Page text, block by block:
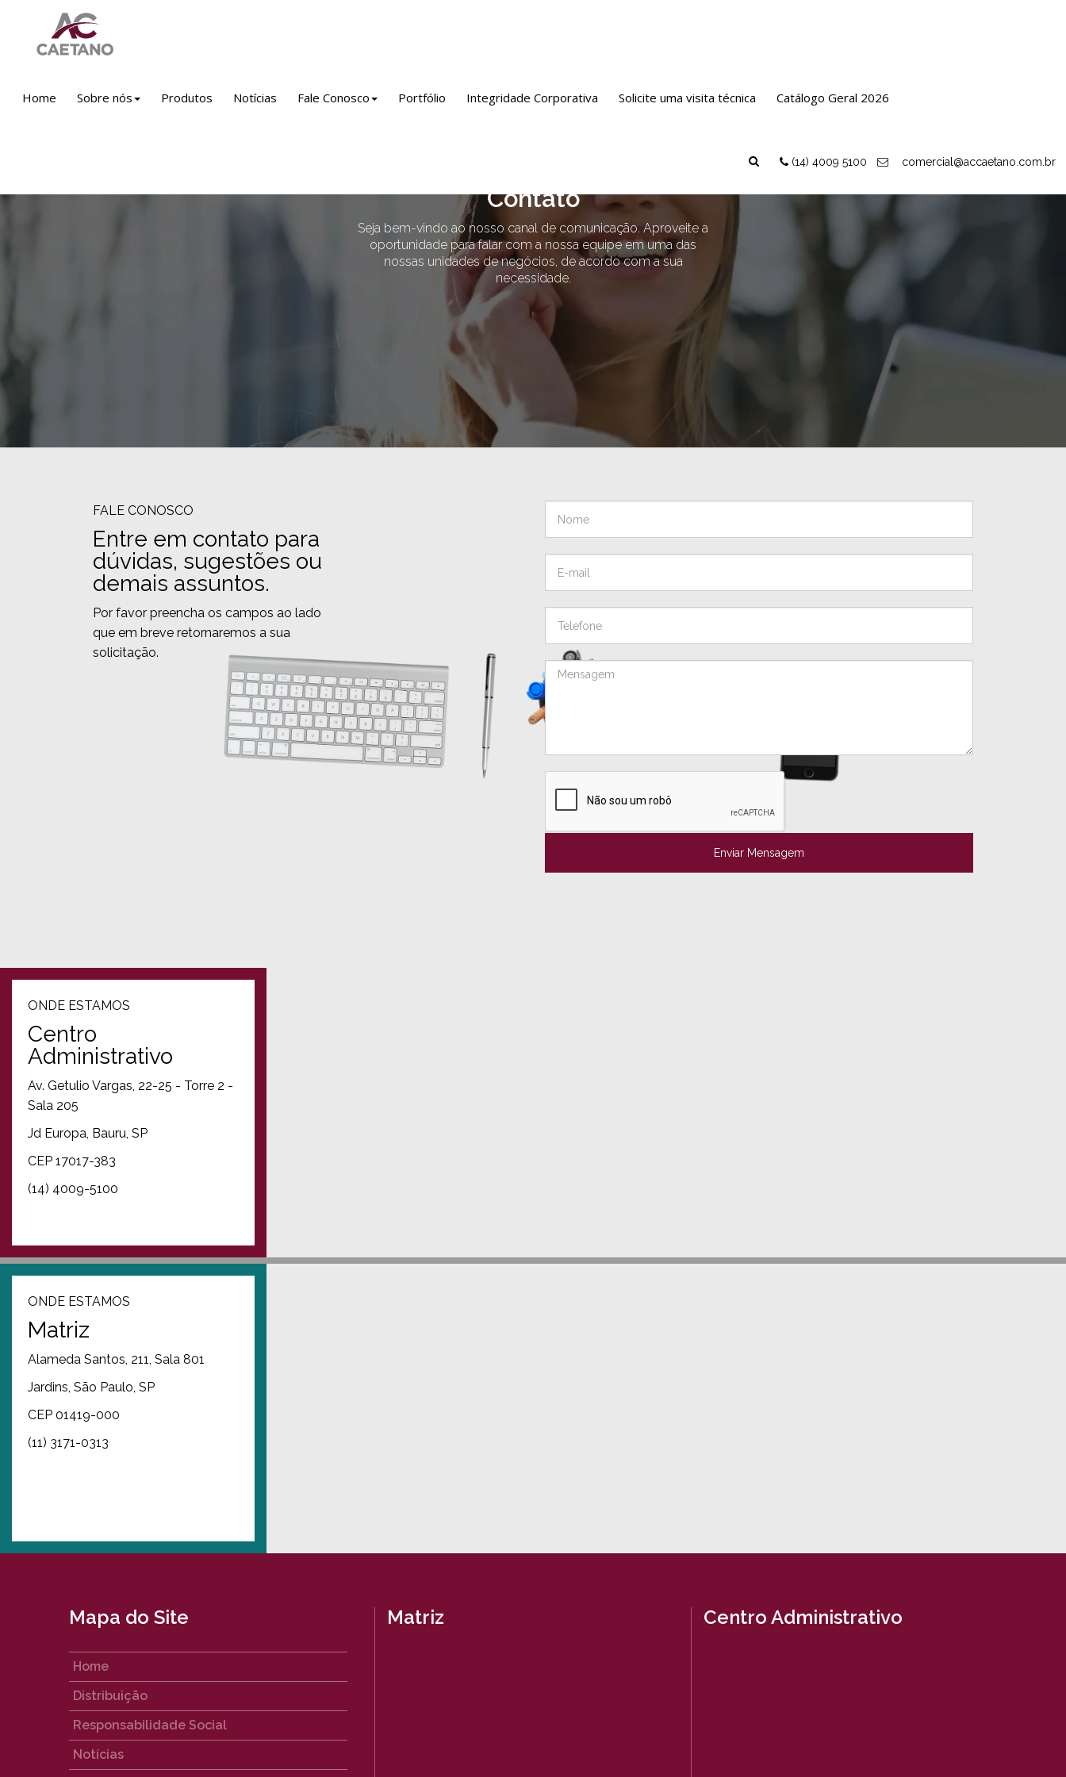
Home Sobre nós Produtos Notícias Fale Conosco Portfólio Integridade Corporativa Solicite uma visita técnica Catálogo Geral 2026
(14) 4009 5100 comercial@accaetano.com.br
Contato
Seja bem-vindo ao nosso canal de comunicação. Aproveite a
oportunidade para falar com a nossa equipe em uma das
nossas unidades de negócios, de acordo com a sua
necessidade.
FALE CONOSCO
Entre em contato para
dúvidas, sugestões ou
demais assuntos.
Por favor preencha os campos ao lado
que em breve retornaremos a sua
solicitação.
ONDE ESTAMOS
Centro
Administrativo
Av. Getulio Vargas, 22-25 - Torre 2 -
Sala 205
Jd Europa, Bauru, SP
CEP 17017-383
(14) 4009-5100
ONDE ESTAMOS
Matriz
Alameda Santos, 211, Sala 801
Jardins, São Paulo, SP
CEP 01419-000
(11) 3171-0313
Mapa do Site
Home
Distribuição
Responsabilidade Social
Notícias
Matriz Centro Administrativo